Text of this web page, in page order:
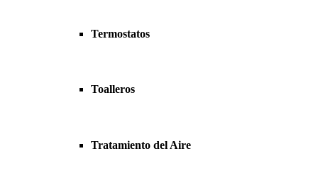
Termostatos
Toalleros
Tratamiento del Aire